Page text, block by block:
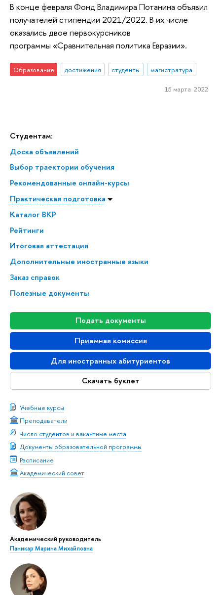
Студентам:
Доска объявлений
Выбор траектории обучения
Рекомендованные онлайн-курсы
Практическая подготовка
Каталог ВКР
Рейтинги
Итоговая аттестация
Дополнительные иностранные языки
Заказ справок
Полезные документы
Подать документы
Приемная комиссия
Для иностранных абитуриентов
Скачать буклет
Учебные курсы
Преподаватели
Число студентов и вакантные места
Документы образовательной программы
Расписание
Академический совет
Академический руководитель
Паникар Марина Михайловна
В конце февраля Фонд Владимира Потанина объявил
получателей стипендии 2021/2022. В их числе
оказались двое первокурсников
программы «Сравнительная политика Евразии».
Образование достижения студенты магистратура
15 марта 2022